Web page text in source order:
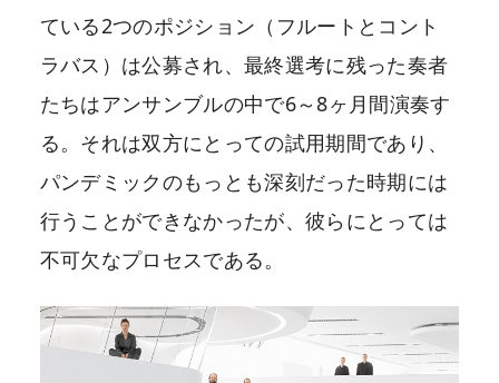
ている2つのポジション（フルートとコント
ラバス）は公募され、最終選考に残った奏者
たちはアンサンブルの中で6～8ヶ月間演奏す
る。それは双方にとっての試用期間であり、
パンデミックのもっとも深刻だった時期には
行うことができなかったが、彼らにとっては
不可欠なプロセスである。